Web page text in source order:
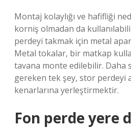
Montaj kolaylığı ve hafifliği
korniş olmadan da
perdeyi takmak için metal
Metal tokalar, bir matkap
tavana monte edilebilir. Daha
gereken tek şey, stor perdeyi
kenarlarına yerleştirmektir.
Fon perde yere